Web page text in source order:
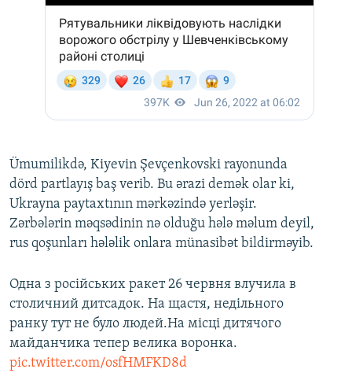
Ümumilikdə, Kiyevin Şevçenkovski rayonunda
dörd partlayış baş verib. Bu ərazi demək olar ki,
Ukrayna paytaxtının mərkəzində yerləşir.
Zərbələrin məqsədinin nə olduğu hələ məlum deyil,
rus qoşunları hələlik onlara münasibət bildirməyib.
Одна з російських ракет 26 червня влучила в
столичний дитсадок. На щастя, недільного
ранку тут не було людей.На місці дитячого
майданчика тепер велика воронка.
pic.twitter.com/osfHMFKD8d